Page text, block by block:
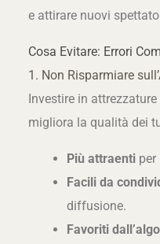
e attirare nuovi
Cosa Evitare: Errori
1. Non Risparmiare
Investire in
migliora la qualità dei
Più attraenti
Facili da
diffusione.
Favoriti